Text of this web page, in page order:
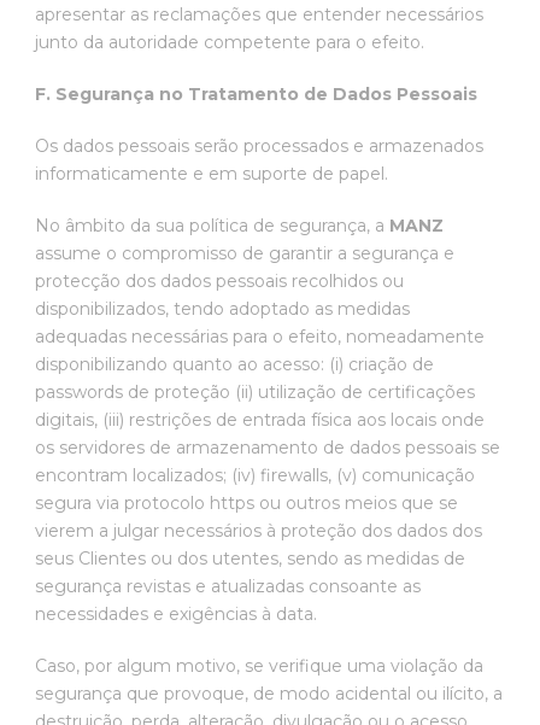
apresentar as reclamações que entender necessários
junto da autoridade competente para o efeito.
F. Segurança no Tratamento de Dados Pessoais
Os dados pessoais serão processados e armazenados
informaticamente e em suporte de papel.
No âmbito da sua política de segurança, a MANZ
assume o compromisso de garantir a segurança e
protecção dos dados pessoais recolhidos ou
disponibilizados, tendo adoptado as medidas
adequadas necessárias para o efeito, nomeadamente
disponibilizando quanto ao acesso: (i) criação de
passwords de proteção (ii) utilização de certificações
digitais, (iii) restrições de entrada física aos locais onde
os servidores de armazenamento de dados pessoais se
encontram localizados; (iv) firewalls, (v) comunicação
segura via protocolo https ou outros meios que se
vierem a julgar necessários à proteção dos dados dos
seus Clientes ou dos utentes, sendo as medidas de
segurança revistas e atualizadas consoante as
necessidades e exigências à data.
Caso, por algum motivo, se verifique uma violação da
segurança que provoque, de modo acidental ou ilícito, a